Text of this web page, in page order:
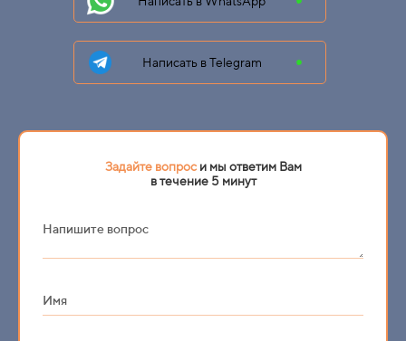
Написать в Telegram
Задайте вопроси мы ответим Вам
в течение 5 минут
Напишите вопрос
Имя